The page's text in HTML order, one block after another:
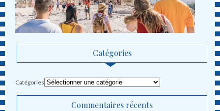
Catégories
Catégories
Commentaires récents